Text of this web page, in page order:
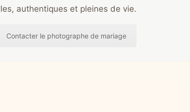
authentiques et pleines de vie.
Contacter le photographe de mariage